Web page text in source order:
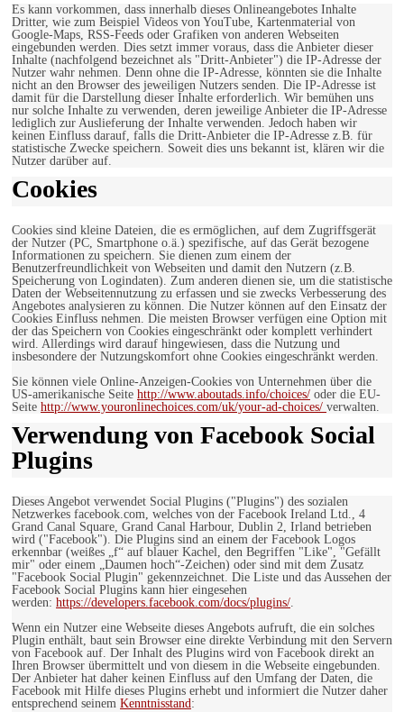
Es kann vorkommen, dass innerhalb dieses Onlineangebotes Inhalte
Dritter, wie zum Beispiel Videos von YouTube, Kartenmaterial von
Google-Maps, RSS-Feeds oder Grafiken von anderen Webseiten
eingebunden werden. Dies setzt immer voraus, dass die Anbieter dieser
Inhalte (nachfolgend bezeichnet als "Dritt-Anbieter") die IP-Adresse der
Nutzer wahr nehmen. Denn ohne die IP-Adresse, könnten sie die Inhalte
nicht an den Browser des jeweiligen Nutzers senden. Die IP-Adresse ist
damit für die Darstellung dieser Inhalte erforderlich. Wir bemühen uns
nur solche Inhalte zu verwenden, deren jeweilige Anbieter die IP-Adresse
lediglich zur Auslieferung der Inhalte verwenden. Jedoch haben wir
keinen Einfluss darauf, falls die Dritt-Anbieter die IP-Adresse z.B. für
statistische Zwecke speichern. Soweit dies uns bekannt ist, klären wir die
Nutzer darüber auf.
Cookies
Cookies sind kleine Dateien, die es ermöglichen, auf dem Zugriffsgerät
der Nutzer (PC, Smartphone o.ä.) spezifische, auf das Gerät bezogene
Informationen zu speichern. Sie dienen zum einem der
Benutzerfreundlichkeit von Webseiten und damit den Nutzern (z.B.
Speicherung von Logindaten). Zum anderen dienen sie, um die statistische
Daten der Webseitennutzung zu erfassen und sie zwecks Verbesserung des
Angebotes analysieren zu können. Die Nutzer können auf den Einsatz der
Cookies Einfluss nehmen. Die meisten Browser verfügen eine Option mit
der das Speichern von Cookies eingeschränkt oder komplett verhindert
wird. Allerdings wird darauf hingewiesen, dass die Nutzung und
insbesondere der Nutzungskomfort ohne Cookies eingeschränkt werden.
Sie können viele Online-Anzeigen-Cookies von Unternehmen über die
US-amerikanische Seite http://www.aboutads.info/choices/ oder die EU-
Seite http://www.youronlinechoices.com/uk/your-ad-choices/ verwalten.
Verwendung von Facebook Social
Plugins
Dieses Angebot verwendet Social Plugins ("Plugins") des sozialen
Netzwerkes facebook.com, welches von der Facebook Ireland Ltd., 4
Grand Canal Square, Grand Canal Harbour, Dublin 2, Irland betrieben
wird ("Facebook"). Die Plugins sind an einem der Facebook Logos
erkennbar (weißes „f“ auf blauer Kachel, den Begriffen "Like", "Gefällt
mir" oder einem „Daumen hoch“-Zeichen) oder sind mit dem Zusatz
"Facebook Social Plugin" gekennzeichnet. Die Liste und das Aussehen der
Facebook Social Plugins kann hier eingesehen
werden: https://developers.facebook.com/docs/plugins/.
Wenn ein Nutzer eine Webseite dieses Angebots aufruft, die ein solches
Plugin enthält, baut sein Browser eine direkte Verbindung mit den Servern
von Facebook auf. Der Inhalt des Plugins wird von Facebook direkt an
Ihren Browser übermittelt und von diesem in die Webseite eingebunden.
Der Anbieter hat daher keinen Einfluss auf den Umfang der Daten, die
Facebook mit Hilfe dieses Plugins erhebt und informiert die Nutzer daher
entsprechend seinem Kenntnisstand: